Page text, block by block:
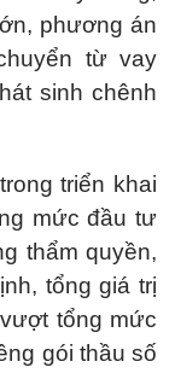
phương án
từ vay
sinh chênh
trong triển khai
mức đầu tư
thẩm quyền,
tổng giá trị
tổng mức
gói thầu số